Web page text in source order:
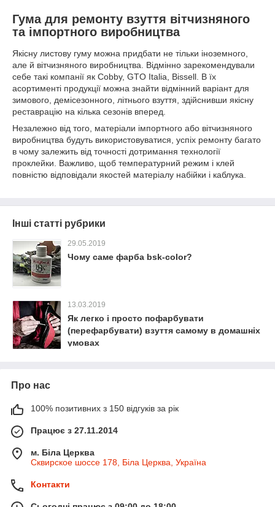
Гума для ремонту взуття вітчизняного
та імпортного виробництва
Якісну листову гуму можна придбати не тільки іноземного,
але й вітчизняного виробництва. Відмінно зарекомендували
себе такі компанії як Cobby, GTO Italia, Bissell. В їх
асортименті продукції можна знайти відмінний варіант для
зимового, демісезонного, літнього взуття, здійснивши якісну
реставрацію на кілька сезонів вперед.
Незалежно від того, матеріали імпортного або вітчизняного
виробництва будуть використовуватися, успіх ремонту багато
в чому залежить від точності дотримання технології
проклейки. Важливо, щоб температурний режим і клей
повністю відповідали якостей матеріалу набійки і каблука.
Інші статті рубрики
29.05.2019
Чому саме фарба bsk-color?
13.03.2019
Як легко і просто пофарбувати
(перефарбувати) взуття самому в домашніх
умовах
Про нас
100% позитивних з 150 відгуків за рік
Працює з 27.11.2014
м. Біла Церква
Сквирское шоссе 178, Біла Церква, Україна
Контакти